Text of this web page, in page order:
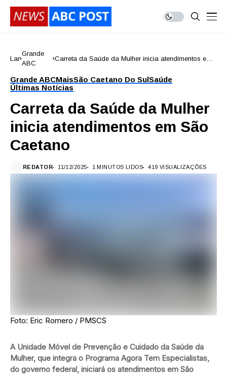
Lar
Grande
ABC
Carreta da Saúde da Mulher inicia atendimentos em
Grande ABCMaisSão Caetano Do SulSaúde
Últimas Notícias
Carreta da Saúde da Mulher
inicia atendimentos em São
Caetano
REDATOR 11/12/2025 1 MINUTOS LIDOS 419 VISUALIZAÇÕES
Foto: Eric Romero / PMSCS
A Unidade Móvel de Prevenção e Cuidado da Saúde da
Mulher, que integra o Programa Agora Tem Especialistas,
do governo federal, iniciará os atendimentos em São